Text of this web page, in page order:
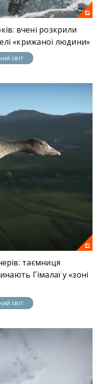
вчені розкрили
«крижаної людини»
світ
таємниця
Гімалаї у «зоні
світ